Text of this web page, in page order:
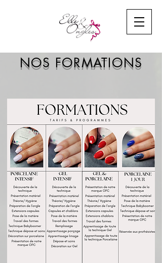
NOS FORMATIONS